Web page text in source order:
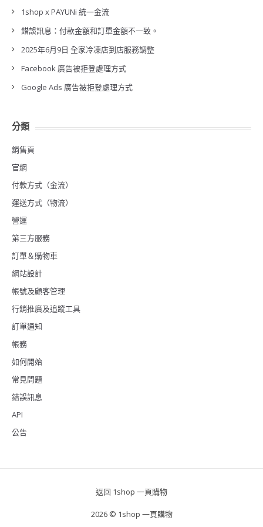
1shop x PAYUNi 統一金流
錯誤訊息：付款金額和訂單金額不一致。
2025年6月9日 全家冷凍店到店服務調整
Facebook 廣告被拒登處理方式
Google Ads 廣告被拒登處理方式
分類
銷售頁
官網
付款方式（金流）
運送方式（物流）
營運
第三方服務
訂單＆購物車
網站設計
帳號及顧客管理
行銷推廣及追蹤工具
訂單通知
帳務
如何開始
常見問題
錯誤訊息
API
公告
返回 1shop 一頁購物
2026 © 1shop 一頁購物